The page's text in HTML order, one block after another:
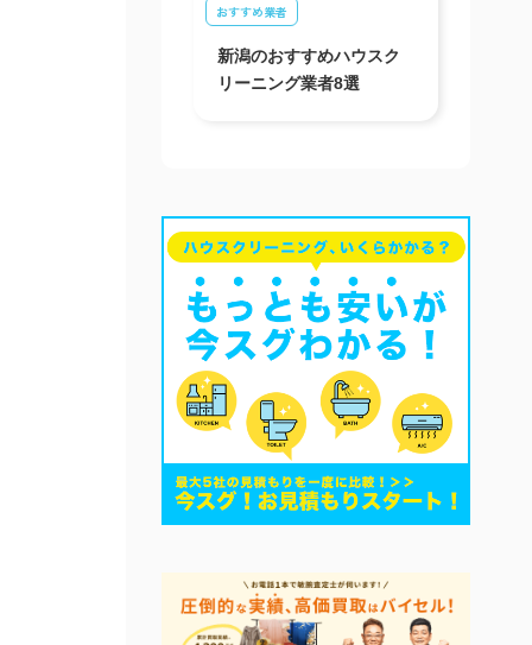
おすすめ業者
新潟のおすすめハウスク
リーニング業者8選